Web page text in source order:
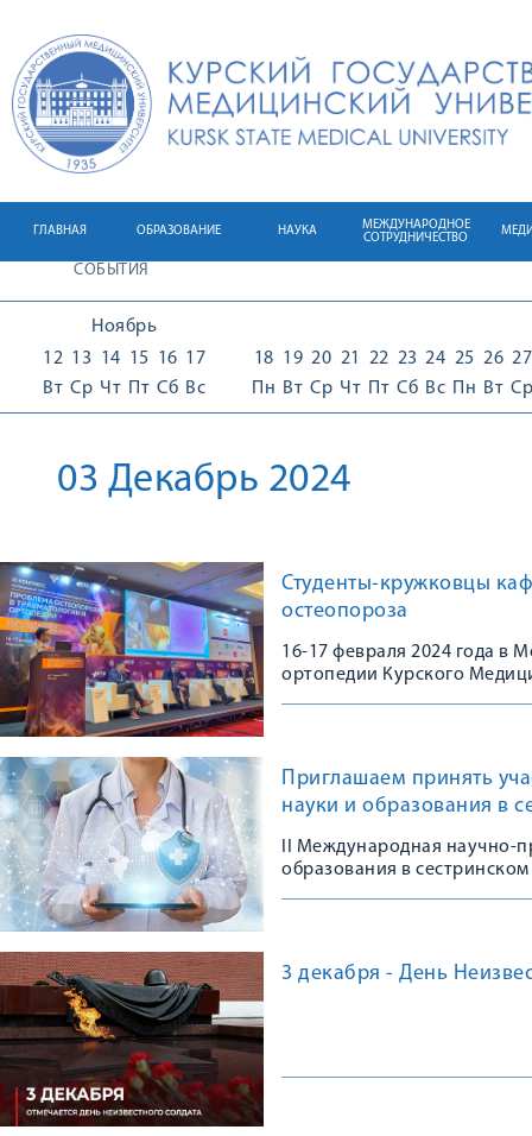
ГЛАВНАЯ ОБРАЗОВАНИЕ НАУКА
МЕЖДУНАРОДНОЕ
СОТРУДНИЧЕСТВО
СОБЫТИЯ
Ноябрь
12
Вт
13
Ср
14
Чт
15
Пт
16
Сб
17
Вс
18
Пн
19
Вт
20
Ср
21
Чт
22
Пт
23
Сб
24
Вс
25
Пн
26
Вт
27
Ср
03 Декабрь 2024
Студенты-кружковцы
остеопороза
16-17 февраля 2024 года в
ортопедии Курского
Приглашаем принять
науки и образования в
II Международная научно-
образования в
3 декабря - День